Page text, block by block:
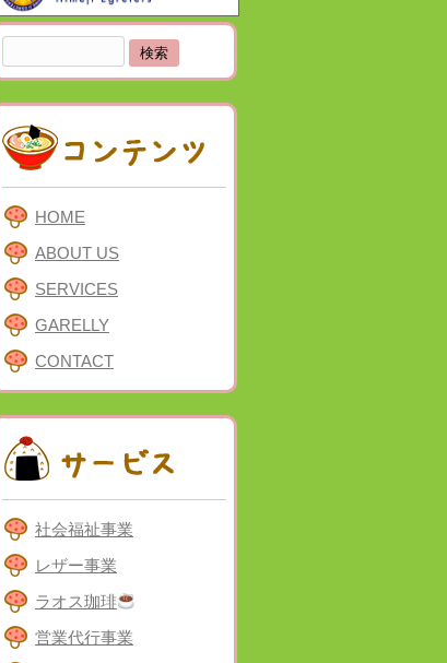
索:
HOME
ABOUT US
SERVICES
GARELLY
CONTACT
社会福祉事業
レザー事業
ラオス珈琲
営業代行事業